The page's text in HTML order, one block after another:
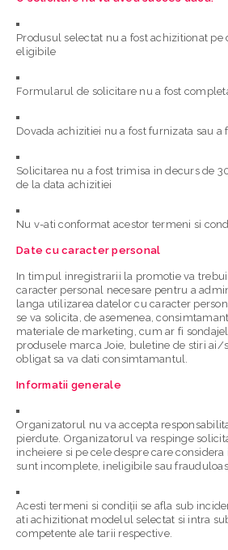
Produsul selectat nu a fost achizitionat pe
eligibile
Formularul de solicitare nu a fost
Dovada achizitiei nu a fost furnizata sau a
Solicitarea nu a fost trimisa in decurs de
de la data achizitiei
Nu v-ati conformat acestor termeni si
Date cu caracter personal
In timpul inregistrarii la promotie va
caracter personal necesare pentru a
langa utilizarea datelor cu caracter
se va solicita, de asemenea,
materiale de marketing, cum ar fi
produsele marca Joie, buletine de stiri ai/
obligat sa va dati consimtamantul.
Informatii generale
Organizatorul nu va accepta
pierdute. Organizatorul va respinge
incheiere si pe cele despre care
sunt incomplete, ineligibile sau
Acesti termeni si condiții se afla sub
ati achizitionat modelul selectat si intra
competente ale tarii respective.